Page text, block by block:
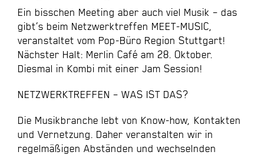
Ein bisschen Meeting aber auch viel Musik – das
gibt’s beim Netzwerktreffen MEET-MUSIC,
veranstaltet vom Pop-Büro Region Stuttgart!
Nächster Halt: Merlin Café am 28. Oktober.
Diesmal in Kombi mit einer Jam Session!
NETZWERKTREFFEN – WAS IST DAS?
Die Musikbranche lebt von Know-how, Kontakten
und Vernetzung. Daher veranstalten wir in
regelmäßigen Abständen und wechselnden